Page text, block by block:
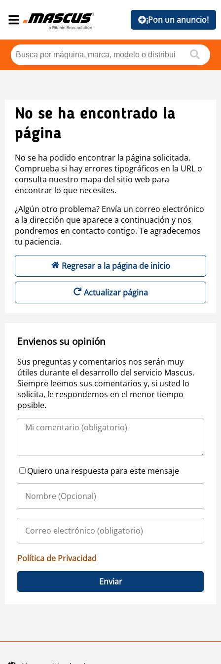
¡Pon un anuncio!
No se ha encontrado la
página
No se ha podido encontrar la página solicitada.
Comprueba si hay errores tipográficos en la URL o
consulta nuestro mapa del sitio web para
encontrar lo que necesites.
¿Algún otro problema? Envía un correo electrónico
a la dirección que aparece a continuación y nos
pondremos en contacto contigo. Te agradecemos
tu paciencia.
Regresar a la página de inicio
Actualizar página
Envienos su opinión
Sus preguntas y comentarios nos serán muy
útiles durante el desarrollo del servicio Mascus.
Siempre leemos sus comentarios y, si usted lo
solicita, le respondemos en el menor tiempo
posible.
Quiero una respuesta para este mensaje
Política de Privacidad
Enviar